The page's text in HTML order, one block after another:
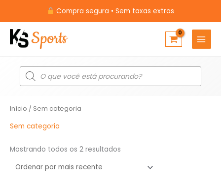
conteúdo
Compra segura • Sem taxas extras
Pesquisar
produtos
Início / Sem categoria
Sem categoria
Mostrando todos os 2 resultados